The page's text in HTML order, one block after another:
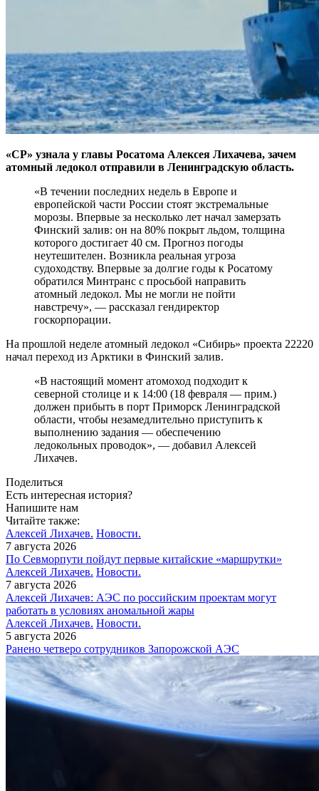
«СР» узнала у главы Росатома Алексея Лихачева, зачем
атомный ледокол отправили в Ленинградскую область.
«В течении последних недель в Европе и
европейской части России стоят экстремальные
морозы. Впервые за несколько лет начал замерзать
Финский залив: он на 80% покрыт льдом, толщина
которого достигает 40 см. Прогноз погоды
неутешителен. Возникла реальная угроза
судоходству. Впервые за долгие годы к Росатому
обратился Минтранс с просьбой направить
атомный ледокол. Мы не могли не пойти
навстречу», — рассказал гендиректор
госкорпорации.
На прошлой неделе атомный ледокол «Сибирь» проекта 22220
начал переход из Арктики в Финский залив.
«В настоящий момент атомоход подходит к
северной столице и к 14:00 (18 февраля — прим.)
должен прибыть в порт Приморск Ленинградской
области, чтобы незамедлительно приступить к
выполнению задания — обеспечению
ледокольных проводок», — добавил Алексей
Лихачев.
Поделиться
Есть интересная история?
Напишите нам
Читайте также:
Алексей Лихачев. Новости.
7 августа 2026
По Севморпути пойдут первые китайские «маршрутки»
Алексей Лихачев. Новости.
7 августа 2026
Алексей Лихачев: АЭС по российским проектам могут
работать в условиях аномальной жары
Алексей Лихачев. Новости.
5 августа 2026
Ранено четверо сотрудников Запорожской АЭС